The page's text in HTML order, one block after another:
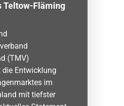
Teltow-Fläming
(TMV)
die Entwicklung
im
mit tiefster